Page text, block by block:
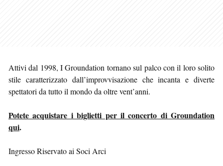
Attivi dal 1998, I Groundation tornano sul palco con il loro solito
stile caratterizzato dall’improvvisazione che incanta e diverte
spettatori da tutto il mondo da oltre vent’anni.
Potete acquistare i biglietti per il concerto di Groundation
qui.
Ingresso Riservato ai Soci Arci